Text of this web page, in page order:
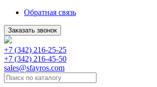
Обратная связь
Заказать звонок
+7 (342) 216-25-25
+7 (342) 216-45-50
sales@sfayros.com